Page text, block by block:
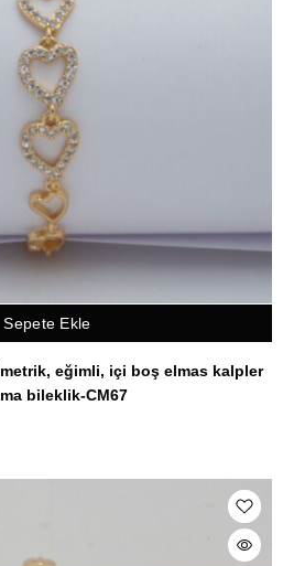
Sepete Ekle
eğimli, içi boş elmas kalpler
bileklik-CM67